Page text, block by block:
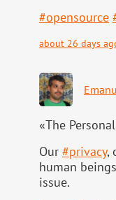
#opensource
about 26 days
«The
Our #privacy,
human
issue.